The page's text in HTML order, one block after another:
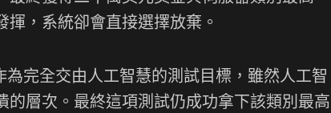
，系統卻會直接選擇放棄。
完全交由人工智慧的測試目標，雖然人工智
層次。最終這項測試仍成功拿下該類別最高